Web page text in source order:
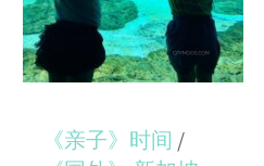
《亲子》时间 /